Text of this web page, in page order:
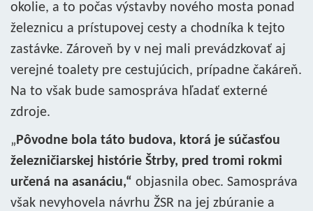
okolie, a to počas výstavby nového mosta ponad
železnicu a prístupovej cesty a chodníka k tejto
zastávke. Zároveň by v nej mali prevádzkovať aj
verejné toalety pre cestujúcich, prípadne čakáreň.
Na to však bude samospráva hľadať externé
zdroje.
„Pôvodne bola táto budova, ktorá je súčasťou
železničiarskej histórie Štrby, pred tromi rokmi
určená na asanáciu,“ objasnila obec. Samospráva
však nevyhovela návrhu ŽSR na jej zbúranie a